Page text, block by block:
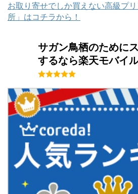
お取り寄せでしか買えない高級プ
所」はコチラから！
サガン鳥栖のために
するなら楽天モバイ